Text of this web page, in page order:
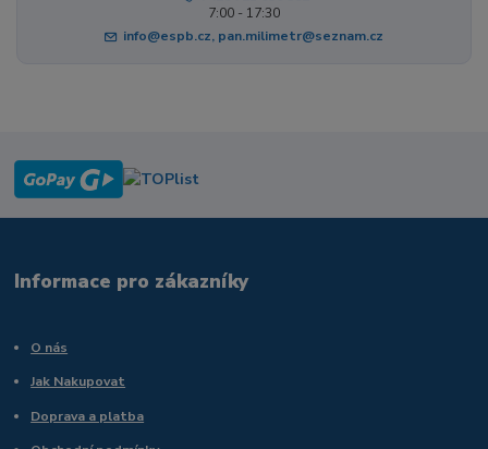
7:00 - 17:30
info@espb.cz, pan.milimetr@seznam.cz
Informace pro zákazníky
O nás
Jak Nakupovat
Doprava a platba